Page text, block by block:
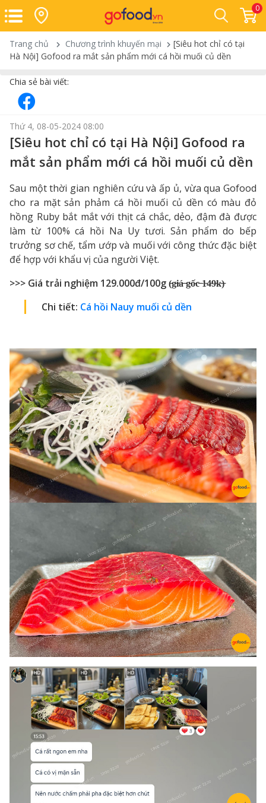
0
Trang chủ Chương trình khuyến mại
[Siêu hot chỉ có tại
Hà Nội] Gofood ra mắt sản phẩm mới cá hồi muối củ dền
Chia sẻ bài viết:
Thứ 4, 08-05-2024 08:00
[Siêu hot chỉ có tại Hà Nội] Gofood ra
mắt sản phẩm mới cá hồi muối củ dền
Sau một thời gian nghiên cứu và ấp ủ, vừa qua Gofood
cho ra mặt sản phảm cá hồi muối củ dền có màu đỏ
hồng Ruby bắt mắt với thịt cá chắc, dẻo, đậm đà được
làm từ 100% cá hồi Na Uy tươi. Sản phẩm do bếp
trưởng sơ chế, tẩm ướp và muối với công thức đặc biệt
để hợp với khẩu vị của người Việt.
>>> Giá trải nghiệm 129.000đ/100g (̵g̵i̵á̵ ̵g̵ố̵c̵ ̵1̵4̵9̵k̵)̵
Chi tiết: Cá hồi Nauy muối củ dền